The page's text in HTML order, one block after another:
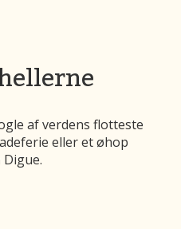
af verdens flotteste
eller et øhop